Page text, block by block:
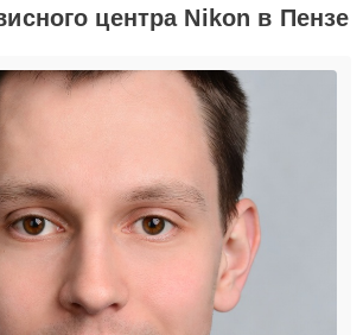
центра Nikon в Пензе